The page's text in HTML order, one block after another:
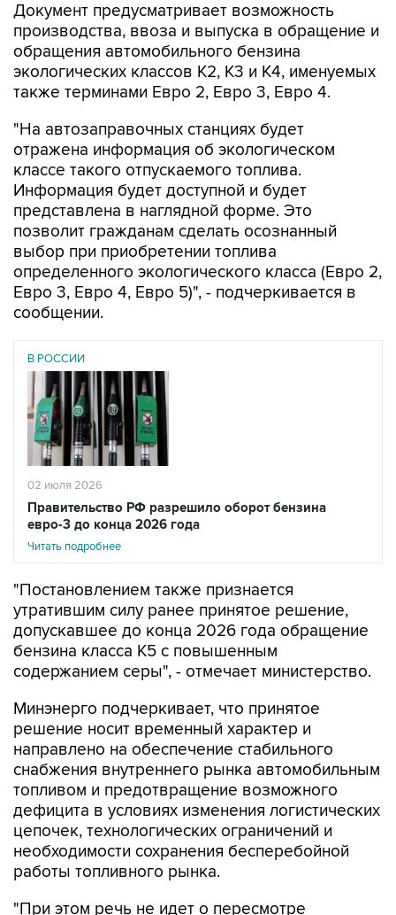
Документ предусматривает возможность
производства, ввоза и выпуска в обращение и
обращения автомобильного бензина
экологических классов К2, К3 и К4, именуемых
также терминами Евро 2, Евро 3, Евро 4.
"На автозаправочных станциях будет
отражена информация об экологическом
классе такого отпускаемого топлива.
Информация будет доступной и будет
представлена в наглядной форме. Это
позволит гражданам сделать осознанный
выбор при приобретении топлива
определенного экологического класса (Евро 2,
Евро 3, Евро 4, Евро 5)", - подчеркивается в
сообщении.
В РОССИИ
02 июля 2026
Правительство РФ разрешило оборот бензина
евро-3 до конца 2026 года
Читать подробнее
"Постановлением также признается
утратившим силу ранее принятое решение,
допускавшее до конца 2026 года обращение
бензина класса К5 с повышенным
содержанием серы", - отмечает министерство.
Минэнерго подчеркивает, что принятое
решение носит временный характер и
направлено на обеспечение стабильного
снабжения внутреннего рынка автомобильным
топливом и предотвращение возможного
дефицита в условиях изменения логистических
цепочек, технологических ограничений и
необходимости сохранения бесперебойной
работы топливного рынка.
"При этом речь не идет о пересмотре